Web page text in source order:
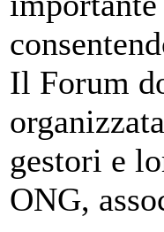
Il Forum
gestori e
ONG,